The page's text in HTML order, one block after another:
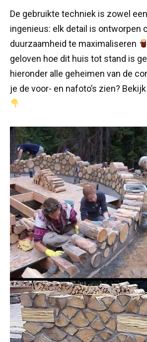
De gebruikte techniek is zowel
ingenieus: elk detail is ontworpen
duurzaamheid te maximaliseren
geloven hoe dit huis tot stand is
hieronder alle geheimen van de
je de voor- en nafoto’s zien?